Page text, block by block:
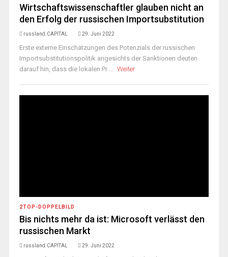
Wirtschaftswissenschaftler glauben nicht an
den Erfolg der russischen Importsubstitution
russland.CAPITAL 29. Juni 2022
Erste externe Einschätzungen des Potenzials der russischen
Importsubstitutionspolitik angesichts der Sanktionen deuten
darauf hin, dass die lokalen Pr ... Weiter
2TOP-DOPPELBILD
Bis nichts mehr da ist: Microsoft verlässt den
russischen Markt
russland.CAPITAL 29. Juni 2022